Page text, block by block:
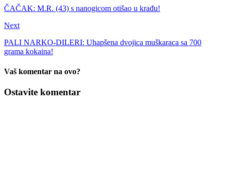
ČAČAK: M.R. (43) s nanogicom otišao u krađu!
Next
PALI NARKO-DILERI: Uhapšena dvojica muškaraca sa 700
grama kokaina!
Vaš komentar na ovo?
Ostavite komentar